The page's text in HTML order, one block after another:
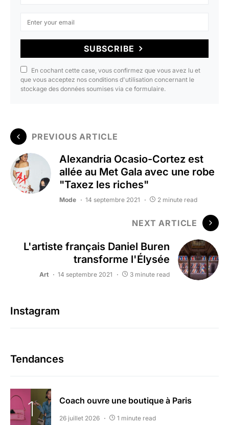
SUBSCRIBE
En cochant cette case, vous confirmez que vous avez lu et
que vous acceptez nos conditions d'utilisation concernant le
stockage des données soumises via ce formulaire.
PREVIOUS ARTICLE
Alexandria Ocasio-Cortez est
allée au Met Gala avec une robe
"Taxez les riches"
Mode 14 septembre 2021 2 minute read
NEXT ARTICLE
L'artiste français Daniel Buren
transforme l'Élysée
Art 14 septembre 2021 3 minute read
Instagram
Tendances
Coach ouvre une boutique à Paris
26 juillet 2026 1 minute read